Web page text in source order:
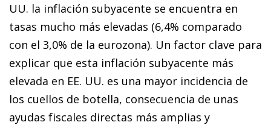
UU. la inflación subyacente se encuentra en
tasas mucho más elevadas (6,4% comparado
con el 3,0% de la eurozona). Un factor clave para
explicar que esta inflación subyacente más
elevada en EE. UU. es una mayor incidencia de
los cuellos de botella, consecuencia de unas
ayudas fiscales directas más am­­plias y